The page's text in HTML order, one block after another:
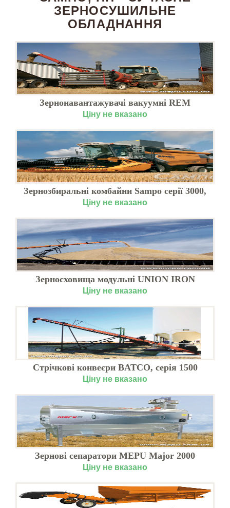
ЗЕРНОСУШИЛЬНЕ
ОБЛАДНАННЯ
Зернонавантажувачі вакуумні REM
Ціну не вказано
Зернозбиральні комбайни Sampo серії 3000,
Київ
Ціну не вказано
Зерносховища модульні UNION IRON
Ціну не вказано
Стрічкові конвеєри BATCO, серія 1500
Ціну не вказано
Зернові сепаратори MEPU Major 2000
Ціну не вказано